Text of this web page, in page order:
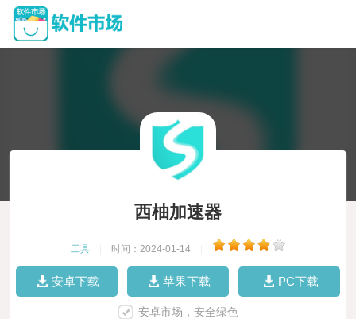
西柚加速器
工具 时间：2024-01-14
安卓下载 苹果下载 PC下载
安卓市场，安全绿色